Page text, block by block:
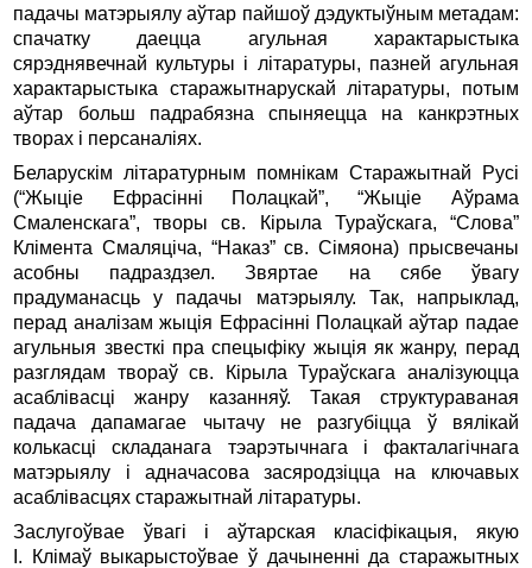
падачы матэрыялу аўтар пайшоў дэдуктыўным метадам:
спачатку даецца агульная характарыстыка
сярэднявечнай культуры і літаратуры, пазней агульная
характарыстыка старажытнарускай літаратуры, потым
аўтар больш падрабязна спыняецца на канкрэтных
творах і персаналіях.
Беларускім літаратурным помнікам Старажытнай Русі
(“Жыціе Ефрасінні Полацкай”, “Жыціе Аўрама
Смаленскага”, творы св. Кірыла Тураўскага, “Слова”
Клімента Смаляціча, “Наказ” св. Сімяона) прысвечаны
асобны падраздзел. Звяртае на сябе ўвагу
прадуманасць у падачы матэрыялу. Так, напрыклад,
перад аналізам жыція Ефрасінні Полацкай аўтар падае
агульныя звесткі пра спецыфіку жыція як жанру, перад
разглядам твораў св. Кірыла Тураўскага аналізуюцца
асаблівасці жанру казанняў. Такая структураваная
падача дапамагае чытачу не разгубіцца ў вялікай
колькасці складанага тэарэтычнага і факталагічнага
матэрыялу і адначасова засяродзіцца на ключавых
асаблівасцях старажытнай літаратуры.
Заслугоўвае ўвагі і аўтарская класіфікацыя, якую
І. Клімаў выкарыстоўвае ў дачыненні да старажытных